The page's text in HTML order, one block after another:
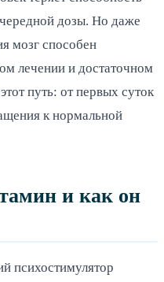
дозы. Но даже
мозг способен
лечении и достаточном
путь: от первых суток
к нормальной
и как он
психостимулятор